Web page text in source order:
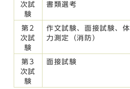
次試
験
書類選考
第2
次試
験
作文試験、面接試験、体
力測定（消防）
第3
次試
験
面接試験